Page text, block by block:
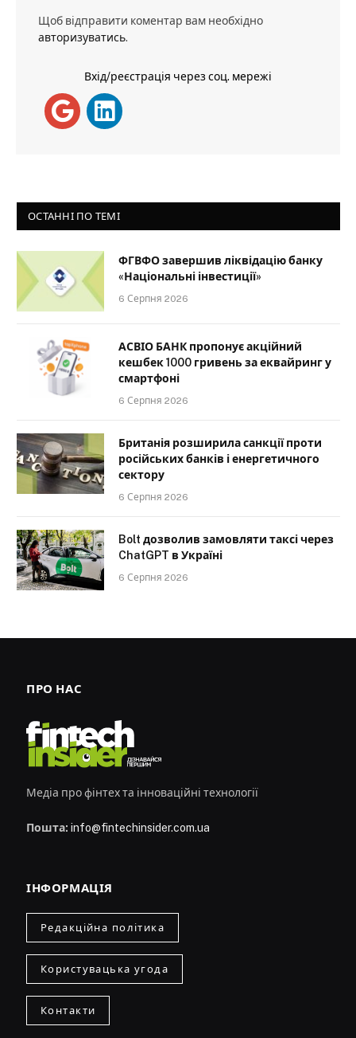
Щоб відправити коментар вам необхідно
авторизуватись.
Вхід/реєстрація через соц. мережі
ОСТАННІ ПО ТЕМІ
ФГВФО завершив ліквідацію банку
«Національні інвестиції»
6 Серпня 2026
АСВІО БАНК пропонує акційний
кешбек 1000 гривень за еквайринг у
смартфоні
6 Серпня 2026
Британія розширила санкції проти
російських банків і енергетичного
сектору
6 Серпня 2026
Bolt дозволив замовляти таксі через
ChatGPT в Україні
6 Серпня 2026
ПРО НАС
Медіа про фінтех та інноваційні технології
Пошта: info@fintechinsider.com.ua
ІНФОРМАЦІЯ
Редакційна політика
Користувацька угода
Контакти